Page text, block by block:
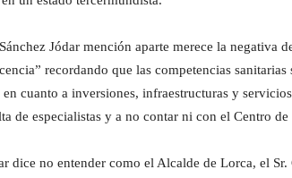
Jódar mención aparte merece la negativa
recordando que las competencias
cuanto a inversiones, infraestructuras y
de especialistas y a no contar ni con el Centro
dice no entender como el Alcalde de Lorca, el